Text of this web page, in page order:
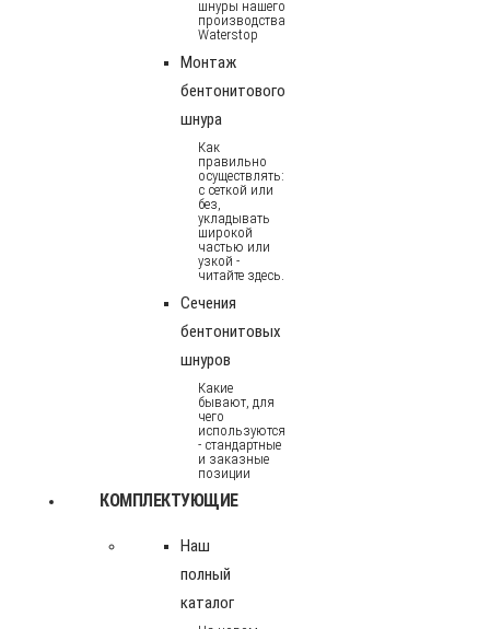
шнуры нашего
производства
Waterstop
Монтаж
бентонитового
шнура
Как
правильно
осуществлять:
с сеткой или
без,
укладывать
широкой
частью или
узкой -
читайте здесь.
Сечения
бентонитовых
шнуров
Какие
бывают, для
чего
используются
- стандартные
и заказные
позиции
КОМПЛЕКТУЮЩИЕ
Наш
полный
каталог